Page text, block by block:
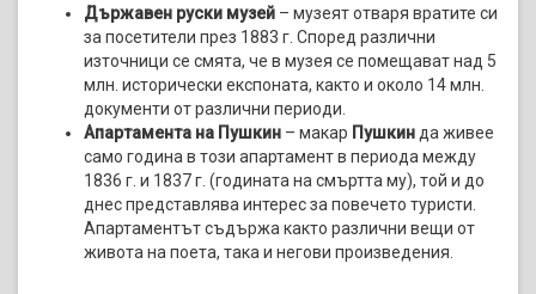
Държавен руски музей – музеят отваря вратите си
за посетители през 1883 г. Според различни
източници се смята, че в музея се помещават над 5
млн. исторически експоната, както и около 14 млн.
документи от различни периоди.
Апартамента на Пушкин – макар Пушкин да живее
само година в този апартамент в периода между
1836 г. и 1837 г. (годината на смъртта му), той и до
днес представлява интерес за повечето туристи.
Апартаментът съдържа както различни вещи от
живота на поета, така и негови произведения.